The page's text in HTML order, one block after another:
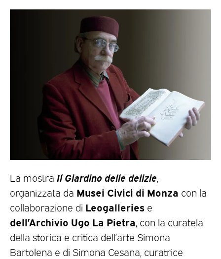
La mostra Il Giardino delle delizie
organizzata da Musei Civici di Monza con la
collaborazione di Leogalleries e
dell’Archivio Ugo La Pietra , con la curatela
della storica e critica dell’arte Simona
Bartolena e di Simona Cesana, curatrice